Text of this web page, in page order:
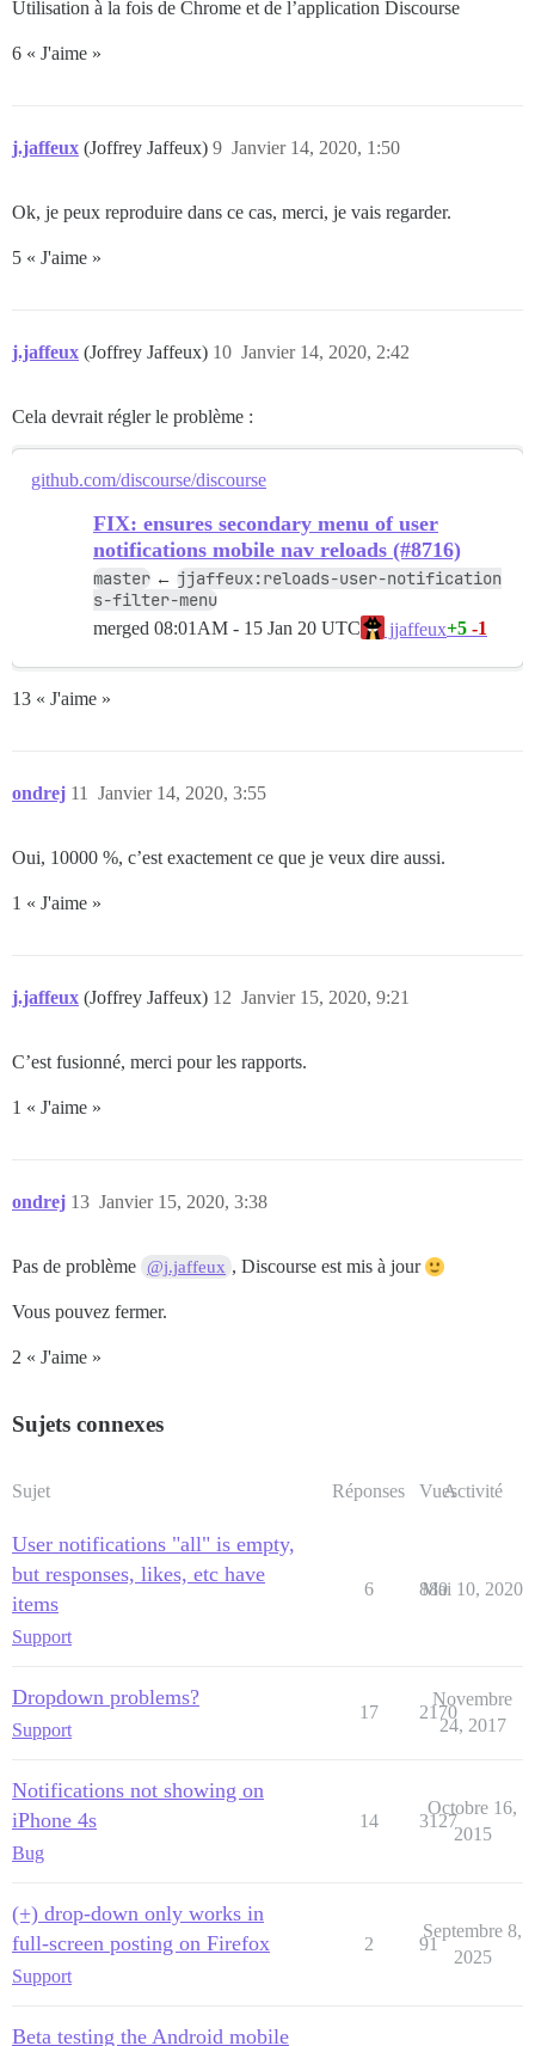
Utilisation à la fois de Chrome et de l’application Discourse
6 « J'aime »
j.jaffeux (Joffrey Jaffeux) Janvier 14, 2020, 1:50
9
Ok, je peux reproduire dans ce cas, merci, je vais regarder.
5 « J'aime »
j.jaffeux (Joffrey Jaffeux) Janvier 14, 2020, 2:42
10
Cela devrait régler le problème :
github.com/discourse/discourse
FIX: ensures secondary menu of user
notifications mobile nav reloads (#8716)
master ← jjaffeux:reloads-user-notification
s-filter-menu
merged 08:01AM - 15 Jan 20 UTC jjaffeux+5 -1
13 « J'aime »
ondrej Janvier 14, 2020, 3:55
11
Oui, 10000 %, c’est exactement ce que je veux dire aussi.
1 « J'aime »
j.jaffeux (Joffrey Jaffeux) Janvier 15, 2020, 9:21
12
C’est fusionné, merci pour les rapports.
1 « J'aime »
ondrej Janvier 15, 2020, 3:38
13
Pas de problème @j.jaffeux , Discourse est mis à jour
Vous pouvez fermer.
2 « J'aime »
Sujets connexes
Sujet Réponses VuesActivité
User notifications "all" is empty,
but responses, likes, etc have
items
Support
6 880
Mai 10, 2020
Dropdown problems?
Support
17 2170
Novembre
24, 2017
Notifications not showing on
iPhone 4s
Bug
14 3127
Octobre 16,
2015
(+) drop-down only works in
full-screen posting on Firefox
Support
2 91
Septembre 8,
2025
Beta testing the Android mobile